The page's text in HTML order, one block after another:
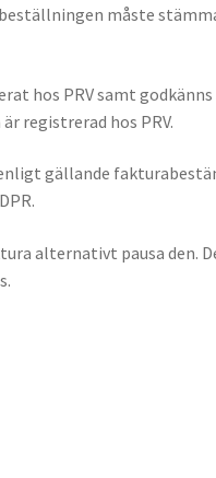
måste
hos PRV samt
registrerad hos PRV.
gällande
alternativt pausa den.